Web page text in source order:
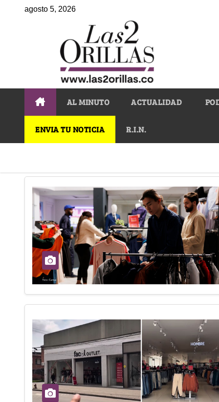
agosto 5, 2026
AL MINUTO ACTUALIDAD
ENVIA TU NOTICIA R.I.N.